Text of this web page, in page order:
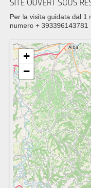
SITE OUVERT SOUS
Per la visita guidata dal 1
numero + 393396143781
+
−